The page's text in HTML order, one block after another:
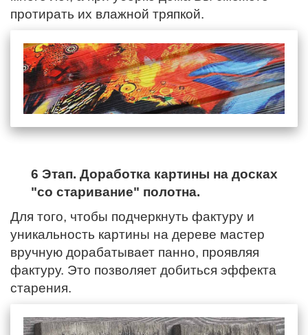
протирать их влажной тряпкой.
6 Этап. Доработка картины на досках
"со старивание" полотна.
Для того, чтобы подчеркнуть фактуру и
уникальность картины на дереве мастер
вручную дорабатывает панно, проявляя
фактуру. Это позволяет добиться эффекта
старения.